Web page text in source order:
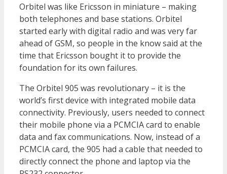
Orbitel was like Ericsson in miniature – making
both telephones and base stations. Orbitel
started early with digital radio and was very far
ahead of GSM, so people in the know said at the
time that Ericsson bought it to provide the
foundation for its own failures.
The Orbitel 905 was revolutionary – it is the
world’s first device with integrated mobile data
connectivity. Previously, users needed to connect
their mobile phone via a PCMCIA card to enable
data and fax communications. Now, instead of a
PCMCIA card, the 905 had a cable that needed to
directly connect the phone and laptop via the